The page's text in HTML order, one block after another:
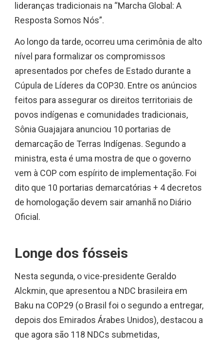
lideranças tradicionais na “Marcha Global: A
Resposta Somos Nós”.
Ao longo da tarde, ocorreu uma cerimônia de alto
nível para formalizar os compromissos
apresentados por chefes de Estado durante a
Cúpula de Líderes da COP30. Entre os anúncios
feitos para assegurar os direitos territoriais de
povos indígenas e comunidades tradicionais,
Sônia Guajajara anunciou 10 portarias de
demarcação de Terras Indígenas. Segundo a
ministra, esta é uma mostra de que o governo
vem à COP com espírito de implementação. Foi
dito que 10 portarias demarcatórias + 4 decretos
de homologação devem sair amanhã no Diário
Oficial.
Longe dos fósseis
Nesta segunda, o vice-presidente Geraldo
Alckmin, que apresentou a NDC brasileira em
Baku na COP29 (o Brasil foi o segundo a entregar,
depois dos Emirados Árabes Unidos), destacou a
que agora são 118 NDCs submetidas,